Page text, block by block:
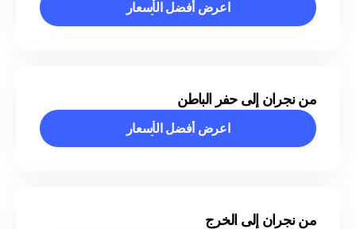
اعرض أفضل الأسعار
اعرض أفضل الأسعار
من نجران إلى حفر الباطن
اعرض أفضل الأسعار
اعرض أفضل الأسعار
من نجران إلى الخرج